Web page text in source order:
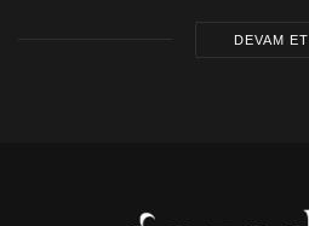
DEVAM ET